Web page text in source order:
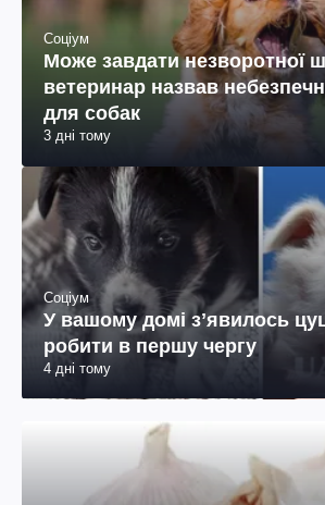
Соціум
Може завдати незворотної
ветеринар назвав
для собак
3 дні тому
Соціум
У вашому домі зʼявилось
робити в першу чергу
4 дні тому